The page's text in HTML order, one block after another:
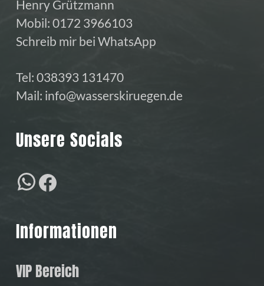
Henry Grützmann
Mobil: 0172 3966103
Schreib mir bei WhatsApp
Tel: 038393 131470
Mail: info@wasserskiruegen.de
Unsere Socials
WhatsApp
Informationen
VIP Bereich